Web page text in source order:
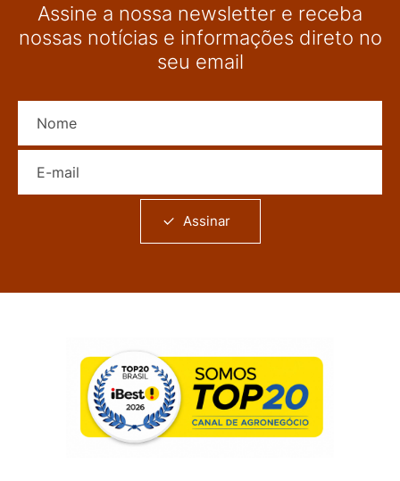
Assine a nossa newsletter e receba
nossas notícias e informações direto no
seu email
Assinar